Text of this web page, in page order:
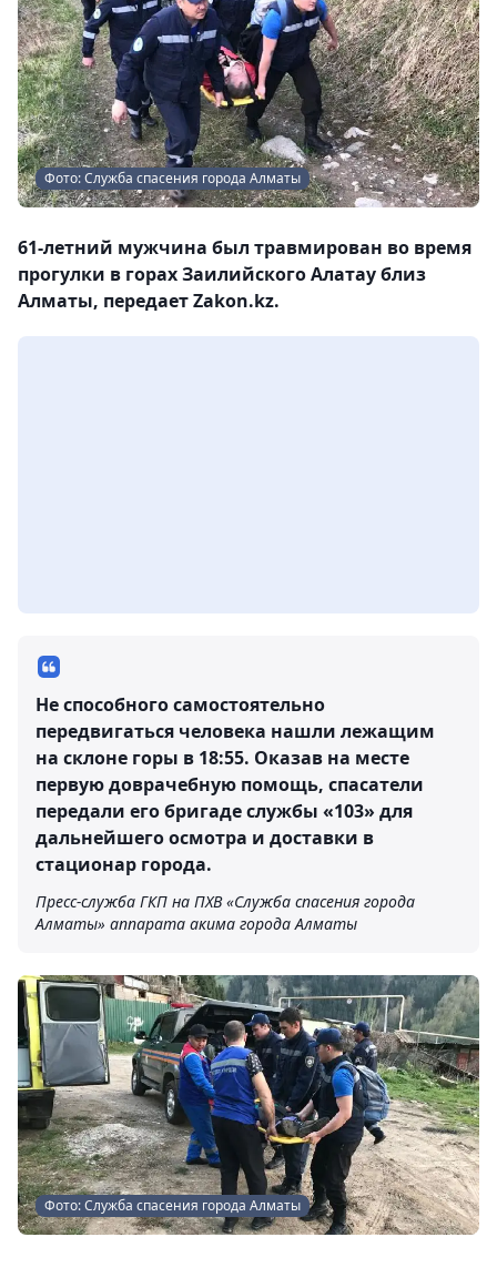
Фото: Служба спасения города Алматы
61-летний мужчина был травмирован во время
прогулки в горах Заилийского Алатау близ
Алматы, передает Zakon.kz.
Не способного самостоятельно
передвигаться человека нашли лежащим
на склоне горы в 18:55. Оказав на месте
первую доврачебную помощь, спасатели
передали его бригаде службы «103» для
дальнейшего осмотра и доставки в
стационар города.
Пресс-служба ГКП на ПХВ «Служба спасения города
Алматы» аппарата акима города Алматы
Фото: Служба спасения города Алматы